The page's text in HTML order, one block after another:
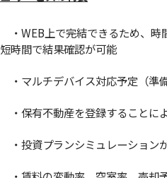
・WEB上で完結できるため、時
短時間で結果確認が可能
・マルチデバイス対応予定（準備
・保有不動産を登録することに
・投資プランシミュレーション